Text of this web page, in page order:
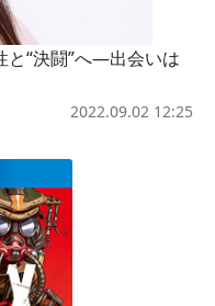
と“決闘”へ―出会いは
2022.09.02 12:25